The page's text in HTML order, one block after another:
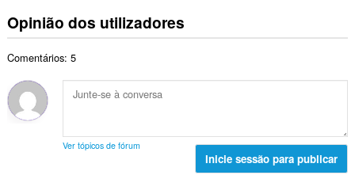
e
s
l
i
õ
e
e
a
l
ç
õ
o
t
d
e
a
m
e
t
o
l
Opinião dos utilizadores
Comentários: 5
Ver tópicos de fórum
Inicie sessão para publicar